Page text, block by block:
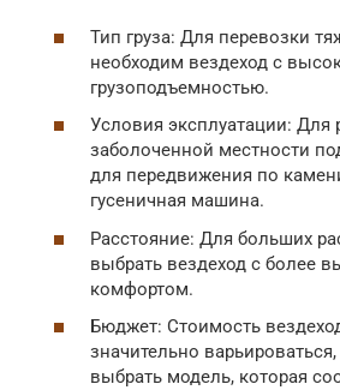
Тип груза: Для перевозки
необходим вездеход с
грузоподъемностью.
Условия эксплуатации: Для
заболоченной местности
для передвижения по
гусеничная машина.
Расстояние: Для больших
выбрать вездеход с более
комфортом.
Бюджет: Стоимость
значительно
выбрать модель, которая